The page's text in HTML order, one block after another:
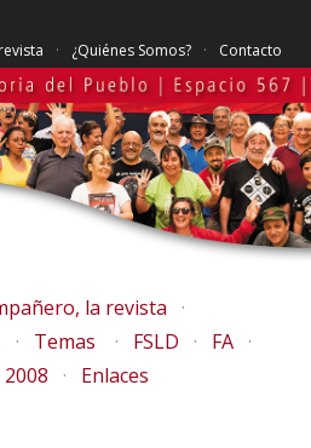
¿Quiénes Somos? Contacto
la revista
Temas FSLD
FA
Enlaces